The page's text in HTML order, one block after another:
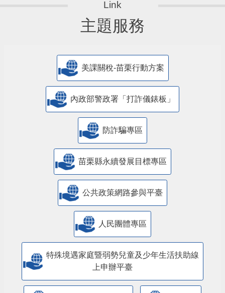
主題服務
美課關稅-苗栗行動方案
內政部警政署「打詐儀錶板」
防詐騙專區
苗栗縣永續發展目標專區
公共政策網路參與平臺
人民團體專區
特殊境遇家庭暨弱勢兒童及少年生活扶助線
上申辦平臺